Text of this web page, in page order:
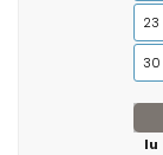
23
30
lu